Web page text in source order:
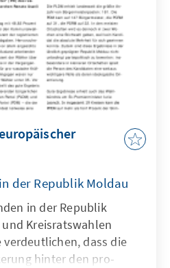
der Republik Moldau
in der Republik
Kreisratswahlen
verdeutlichen, dass die
hinter den pro-